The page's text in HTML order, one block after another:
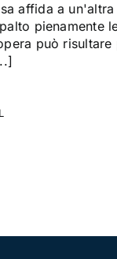
affida a
pienamente
può